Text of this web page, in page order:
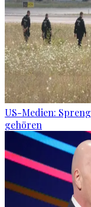
US-Medien:
gehören